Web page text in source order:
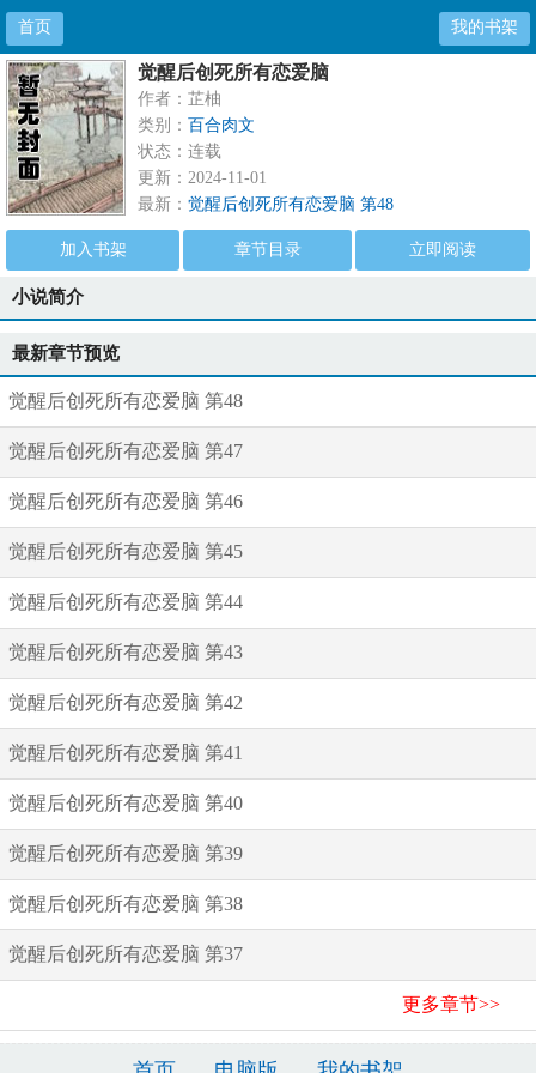
首页 我的书架
觉醒后创死所有恋爱脑
作者：芷柚
类别： 百合肉文
状态：连载
更新：2024-11-01
最新： 觉醒后创死所有恋爱脑 第48
加入书架 章节目录 立即阅读
小说简介
最新章节预览
觉醒后创死所有恋爱脑 第48
觉醒后创死所有恋爱脑 第47
觉醒后创死所有恋爱脑 第46
觉醒后创死所有恋爱脑 第45
觉醒后创死所有恋爱脑 第44
觉醒后创死所有恋爱脑 第43
觉醒后创死所有恋爱脑 第42
觉醒后创死所有恋爱脑 第41
觉醒后创死所有恋爱脑 第40
觉醒后创死所有恋爱脑 第39
觉醒后创死所有恋爱脑 第38
觉醒后创死所有恋爱脑 第37
更多章节>>